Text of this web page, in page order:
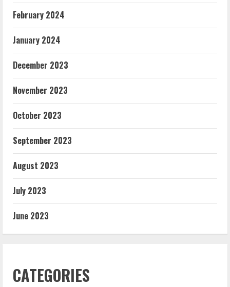
February 2024
January 2024
December 2023
November 2023
October 2023
September 2023
August 2023
July 2023
June 2023
CATEGORIES